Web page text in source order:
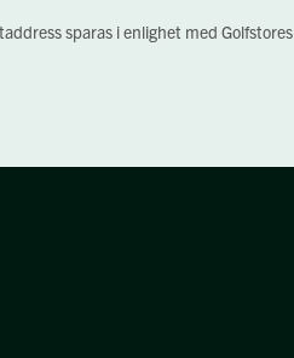
sparas i enlighet med Golfstores